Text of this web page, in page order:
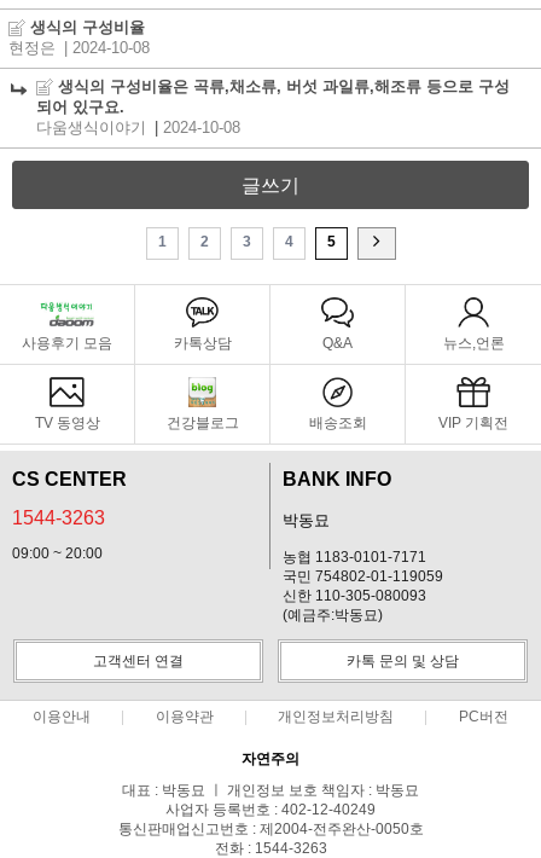
생식의 구성비율
현정은
| 2024-10-08
생식의 구성비율은 곡류,채소류, 버섯 과일류,해조류 등으로 구성
되어 있구요.
다움생식이야기
2024-10-08
글쓰기
1 2 3 4 5
사용후기 모음 카톡상담 Q&A 뉴스,언론
TV 동영상 건강블로그 배송조회 VIP 기획전
CS CENTER
1544-3263
09:00 ~ 20:00
BANK INFO
박동묘
농협 1183-0101-7171
국민 754802-01-119059
신한 110-305-080093
(예금주:박동묘)
고객센터 연결 카톡 문의 및 상담
이용안내 이용약관 개인정보처리방침 PC버전
자연주의
대표 : 박동묘 ㅣ 개인정보 보호 책임자 : 박동묘
사업자 등록번호 : 402-12-40249
통신판매업신고번호 : 제2004-전주완산-0050호
전화 : 1544-3263